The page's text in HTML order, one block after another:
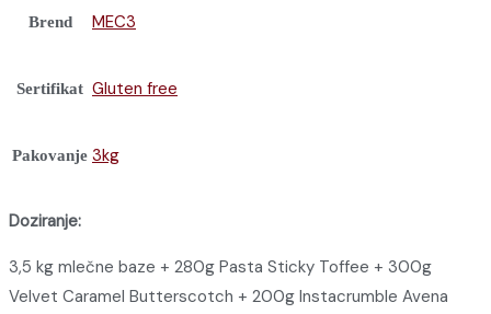
Brend MEC3
Sertifikat Gluten free
Pakovanje 3kg
Doziranje:
3,5 kg mlečne baze + 280g Pasta Sticky Toffee + 300g
Velvet Caramel Butterscotch + 200g Instacrumble Avena